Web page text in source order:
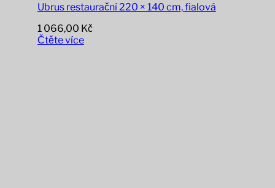
Ubrus restaurační 220 × 140 cm, fialová
1 066,00 Kč
Čtěte více